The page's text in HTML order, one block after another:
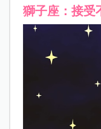
獅子座：接受